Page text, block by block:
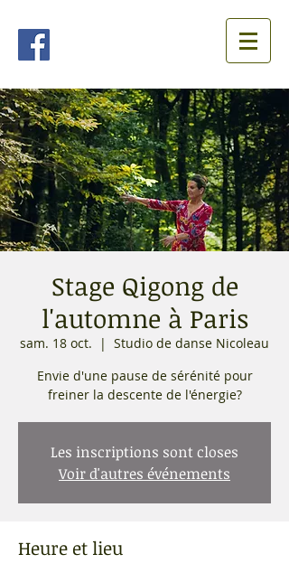
Stage Qigong de
l'automne à Paris
sam. 18 oct.
  |
Studio de danse Nicoleau
Envie d'une pause de sérénité pour
freiner la descente de l'énergie?
Les inscriptions sont closes
Voir d'autres événements
Heure et lieu